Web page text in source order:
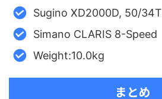
Sugino XD2000D, 50/34T
Simano CLARIS 8-Speed
Weight:10.0kg
まとめ